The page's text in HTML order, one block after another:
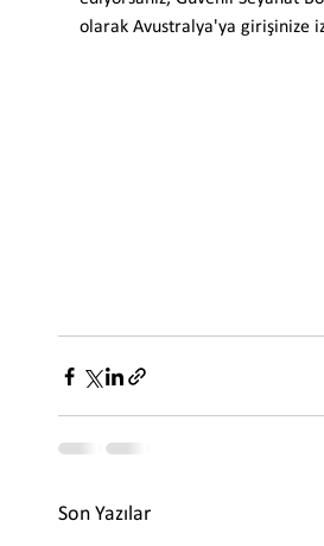
olarak Avustralya'ya girişinize
Son Yazılar